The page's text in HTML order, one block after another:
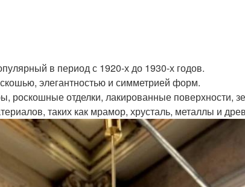
в период с 1920-х до 1930-х годов.
элегантностью и симметрией форм.
роскошные отделки, лакированные поверхности,
таких как мрамор, хрусталь, металлы и